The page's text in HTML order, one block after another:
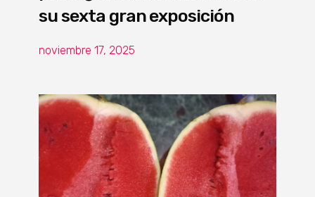
su sexta gran exposición
noviembre 17, 2025